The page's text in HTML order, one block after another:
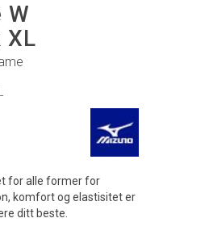
W
XL
for alle former for
komfort og elastisitet er
ditt beste.